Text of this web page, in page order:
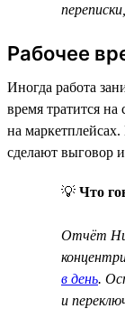
Рабочее
Иногда работа
время тратится
на
сделают выговор
💡 Что
Отчёт
в день.
и